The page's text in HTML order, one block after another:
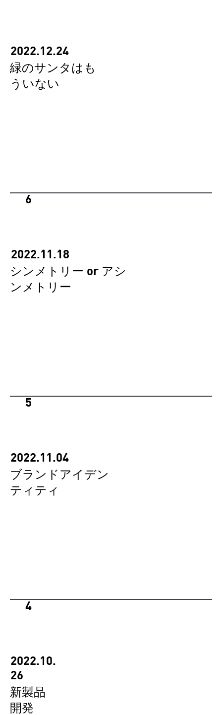
2022.12.24
緑のサンタはも
ういない
2022.11.18
シンメトリー or アシ
ンメトリー
6
2022.11.04
ブランドアイデン
ティティ
5
2022.10.
26
新製品
開発
4